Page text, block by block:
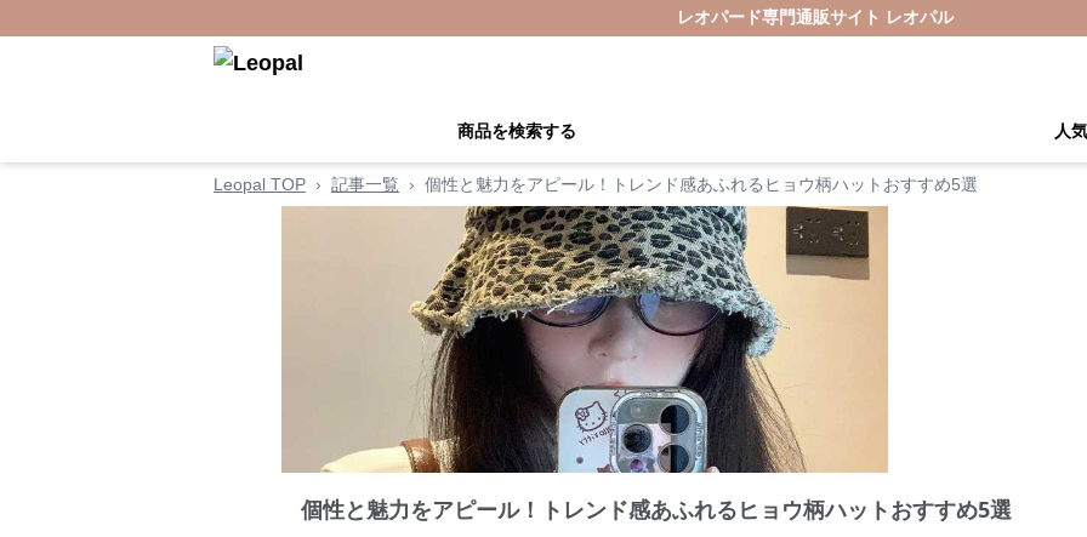
レオパード専門通販サイト レオパル
商品を検索する 人
Leopal TOP › 記事一覧 › 個性と魅力をアピール！トレンド感あふれるヒョウ柄ハットおすすめ5選
個性と魅力をアピール！トレンド感あふれるヒョウ柄ハットおすすめ5選